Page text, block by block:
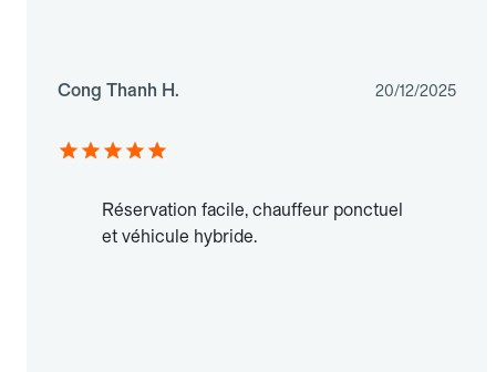
Cong Thanh H. 20/12/2025
Réservation facile, chauffeur ponctuel
et véhicule hybride.